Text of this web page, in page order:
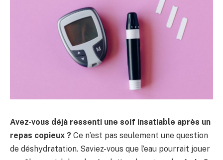
Avez-vous déjà ressenti une soif insatiable après un
repas copieux ? Ce n’est pas seulement une question
de déshydratation. Saviez-vous que l’eau pourrait jouer